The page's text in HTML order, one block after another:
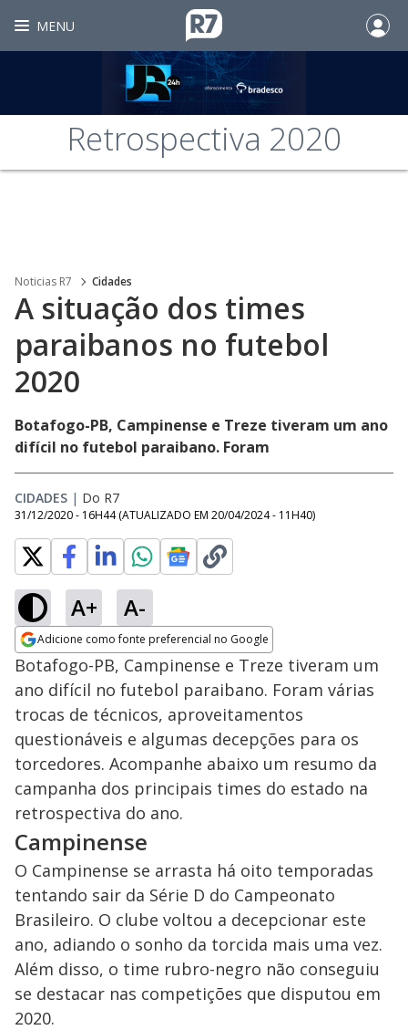
MENU
Retrospectiva 2020
Noticias R7 Cidades
A situação dos times
paraibanos no futebol
2020
Botafogo-PB, Campinense e Treze tiveram um ano
difícil no futebol paraibano. Foram
CIDADES | Do R7
31/12/2020 - 16H44 (ATUALIZADO EM 20/04/2024 - 11H40)
A+ A-
Adicione como fonte preferencial no Google
Opens in new window
Botafogo-PB, Campinense e Treze tiveram um
ano difícil no futebol paraibano. Foram várias
trocas de técnicos, aproveitamentos
questionáveis e algumas decepções para os
torcedores. Acompanhe abaixo um resumo da
campanha dos principais times do estado na
retrospectiva do ano.
Campinense
O Campinense se arrasta há oito temporadas
tentando sair da Série D do Campeonato
Brasileiro. O clube voltou a decepcionar este
ano, adiando o sonho da torcida mais uma vez.
Além disso, o time rubro-negro não conseguiu
se destacar nas competições que disputou em
2020.